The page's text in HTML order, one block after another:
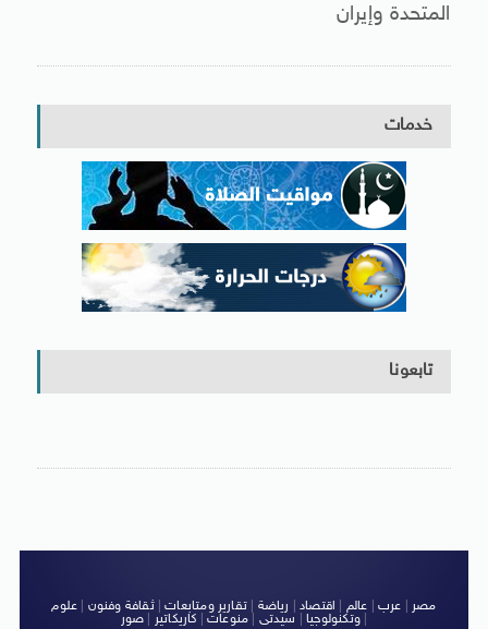
المتحدة وإيران
خدمات
تابعونا
مصر عرب عالم اقتصاد رياضة |تقارير ومتابعات|ثقافة وفنون
علوم
وتكنولوجيا| سيدتى منوعات كاريكاتير صور |